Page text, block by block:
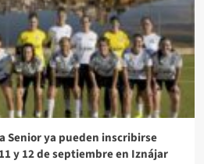
Senior ya pueden inscribirse
y 12 de septiembre en Iznájar